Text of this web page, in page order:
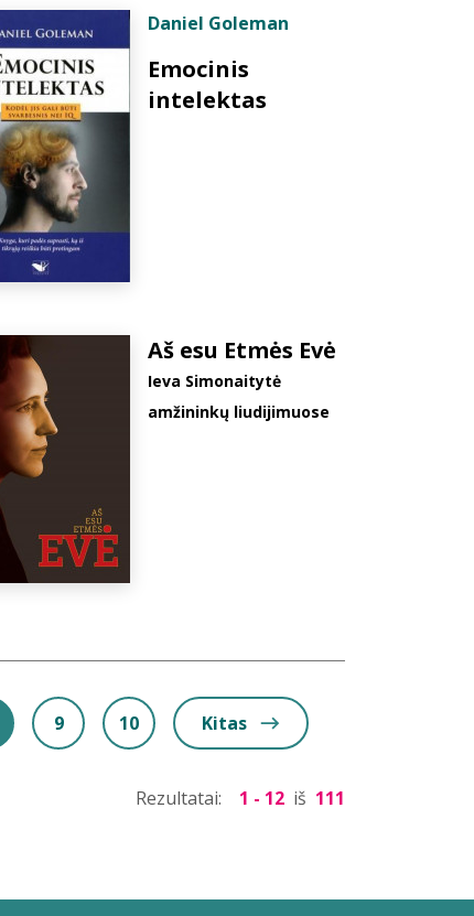
Daniel Goleman
Emocinis
intelektas
Aš esu Etmės Evė
Ieva Simonaitytė
amžininkų liudijimuose
9 10 Kitas
Rezultatai: 1 - 12 iš 111